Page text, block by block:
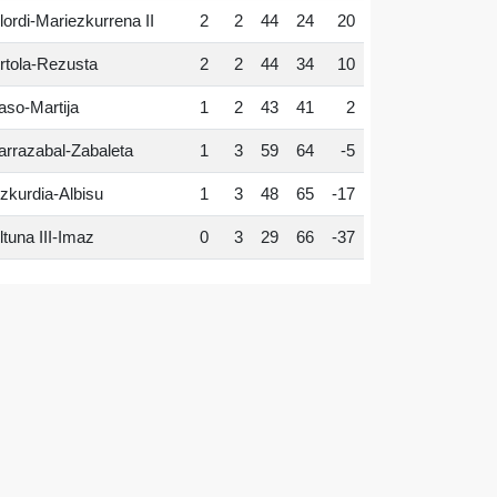
Mariezkurrena II 2 2 44 24 20
Rezusta 2 2 44 34 10
Martija 1 2 43 41 2
Zabaleta 1 3 59 64 -5
Albisu 1 3 48 65 -17
III-Imaz 0 3 29 66 -37